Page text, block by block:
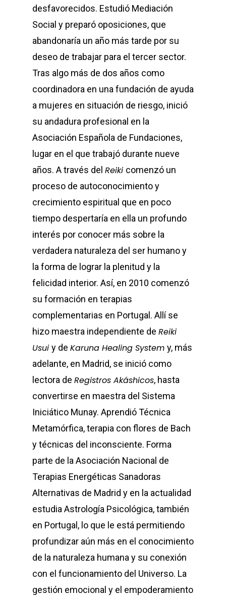
desfavorecidos. Estudió Mediación
Social y preparó oposiciones, que
abandonaría un año más tarde por su
deseo de trabajar para el tercer sector.
Tras algo más de dos años como
coordinadora en una fundación de ayuda
a mujeres en situación de riesgo, inició
su andadura profesional en la
Asociación Española de Fundaciones,
lugar en el que trabajó durante nueve
años. A través del Reiki comenzó un
proceso de autoconocimiento y
crecimiento espiritual que en poco
tiempo despertaría en ella un profundo
interés por conocer más sobre la
verdadera naturaleza del ser humano y
la forma de lograr la plenitud y la
felicidad interior. Así, en 2010 comenzó
su formación en terapias
complementarias en Portugal. Allí se
hizo maestra independiente de Reiki
Usui y de Karuna Healing System y, más
adelante, en Madrid, se inició como
lectora de Registros Akáshicos, hasta
convertirse en maestra del Sistema
Iniciático Munay. Aprendió Técnica
Metamórfica, terapia con flores de Bach
y técnicas del inconsciente. Forma
parte de la Asociación Nacional de
Terapias Energéticas Sanadoras
Alternativas de Madrid y en la actualidad
estudia Astrología Psicológica, también
en Portugal, lo que le está permitiendo
profundizar aún más en el conocimiento
de la naturaleza humana y su conexión
con el funcionamiento del Universo. La
gestión emocional y el empoderamiento